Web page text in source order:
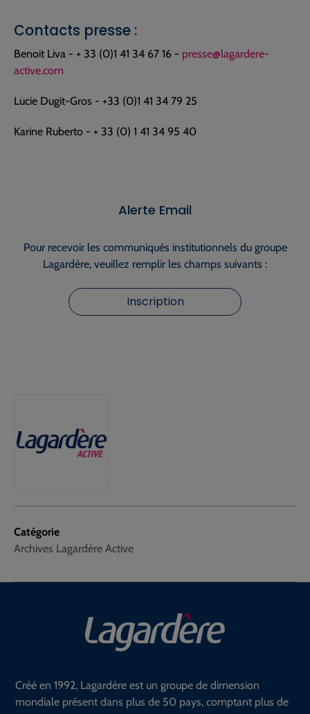
Catégorie
Archives Lagardère Active
Contacts presse :
Benoit Liva - + 33 (0)1 41 34 67 16 - presse@lagardere-
active.com
Lucie Dugit-Gros - +33 (0)1 41 34 79 25
Karine Ruberto - + 33 (0) 1 41 34 95 40
Alerte Email
Pour recevoir les communiqués institutionnels du groupe
Lagardère, veuillez remplir les champs suivants :
Inscription
Créé en 1992, Lagardère est un groupe de dimension
mondiale présent dans plus de 50 pays, comptant plus de